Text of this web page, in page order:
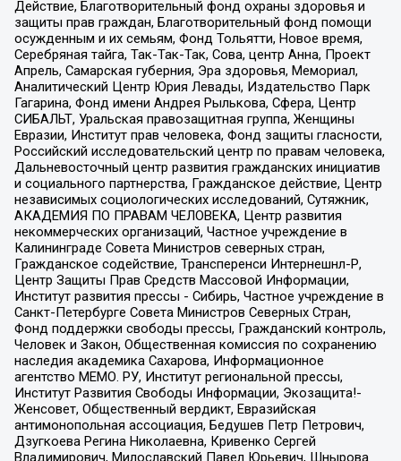
Действие, Благотворительный фонд охраны здоровья и
защиты прав граждан, Благотворительный фонд помощи
осужденным и их семьям, Фонд Тольятти, Новое время,
Серебряная тайга, Так-Так-Так, Сова, центр Анна, Проект
Апрель, Самарская губерния, Эра здоровья, Мемориал,
Аналитический Центр Юрия Левады, Издательство Парк
Гагарина, Фонд имени Андрея Рылькова, Сфера, Центр
СИБАЛЬТ, Уральская правозащитная группа, Женщины
Евразии, Институт прав человека, Фонд защиты гласности,
Российский исследовательский центр по правам человека,
Дальневосточный центр развития гражданских инициатив
и социального партнерства, Гражданское действие, Центр
независимых социологических исследований, Сутяжник,
АКАДЕМИЯ ПО ПРАВАМ ЧЕЛОВЕКА, Центр развития
некоммерческих организаций, Частное учреждение в
Калининграде Совета Министров северных стран,
Гражданское содействие, Трансперенси Интернешнл-Р,
Центр Защиты Прав Средств Массовой Информации,
Институт развития прессы - Сибирь, Частное учреждение в
Санкт-Петербурге Совета Министров Северных Стран,
Фонд поддержки свободы прессы, Гражданский контроль,
Человек и Закон, Общественная комиссия по сохранению
наследия академика Сахарова, Информационное
агентство МЕМО. РУ, Институт региональной прессы,
Институт Развития Свободы Информации, Экозащита!-
Женсовет, Общественный вердикт, Евразийская
антимонопольная ассоциация, Бедушев Петр Петрович,
Дзугкоева Регина Николаевна, Кривенко Сергей
Владимирович, Милославский Павел Юрьевич, Шнырова